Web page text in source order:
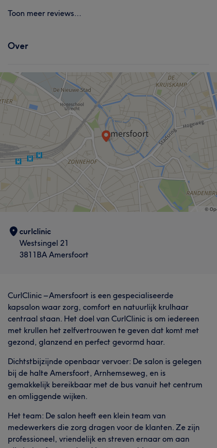
Toon meer reviews...
Over
curlclinic
Westsingel 21
3811BA Amersfoort
CurlClinic – Amersfoort is een gespecialiseerde
kapsalon waar zorg, comfort en natuurlijk krulhaar
centraal staan. Het doel van CurlClinic is om iedereen
met krullen het zelfvertrouwen te geven dat komt met
gezond, glanzend en perfect gevormd haar.
Dichtstbijzijnde openbaar vervoer: De salon is gelegen
bij de halte Amersfoort, Arnhemseweg, en is
gemakkelijk bereikbaar met de bus vanuit het centrum
en omliggende wijken.
Het team: De salon heeft een klein team van
medewerkers die zorg dragen voor de klanten. Ze zijn
professioneel, vriendelijk en streven ernaar om aan